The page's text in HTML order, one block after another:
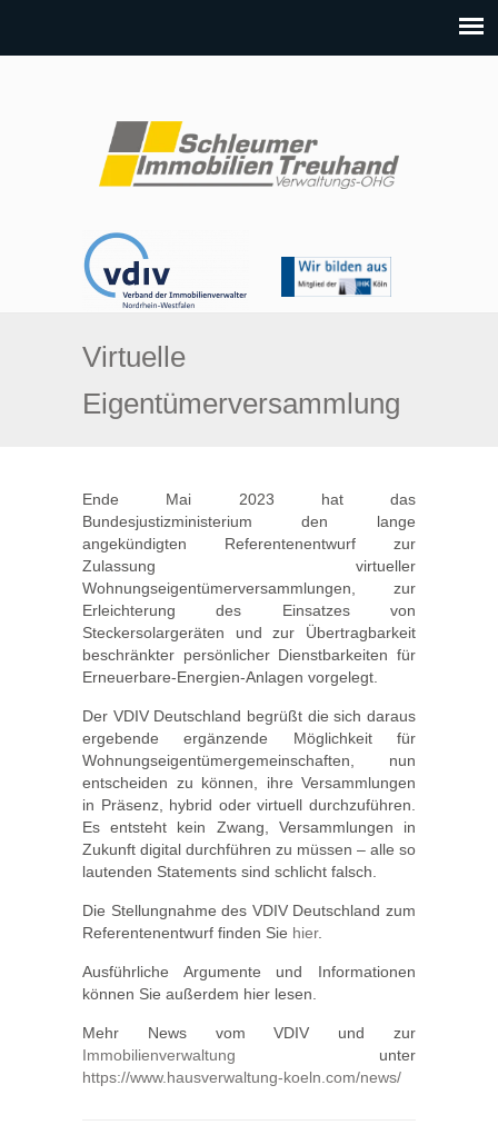
Virtuelle
Eigentümerversammlung
Ende Mai 2023 hat das
Bundesjustizministerium den lange
angekündigten Referentenentwurf zur
Zulassung virtueller
Wohnungseigentümerversammlungen, zur
Erleichterung des Einsatzes von
Steckersolargeräten und zur Übertragbarkeit
beschränkter persönlicher Dienstbarkeiten für
Erneuerbare-Energien-Anlagen vorgelegt.
Der VDIV Deutschland begrüßt die sich daraus
ergebende ergänzende Möglichkeit für
Wohnungseigentümergemeinschaften, nun
entscheiden zu können, ihre Versammlungen
in Präsenz, hybrid oder virtuell durchzuführen.
Es entsteht kein Zwang, Versammlungen in
Zukunft digital durchführen zu müssen – alle so
lautenden Statements sind schlicht falsch.
Die Stellungnahme des VDIV Deutschland zum
Referentenentwurf finden Sie hier.
Ausführliche Argumente und Informationen
können Sie außerdem hier lesen.
Mehr News vom VDIV und zur
Immobilienverwaltung unter
https://www.hausverwaltung-koeln.com/news/